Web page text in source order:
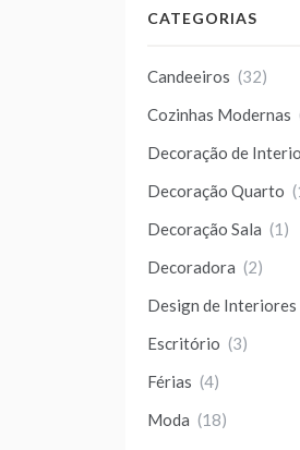
CATEGORIAS
Candeeiros (32)
Cozinhas Modernas
Decoração de
Decoração Quarto
Decoração Sala (1)
Decoradora (2)
Design de Interiores
Escritório (3)
Férias (4)
Moda (18)